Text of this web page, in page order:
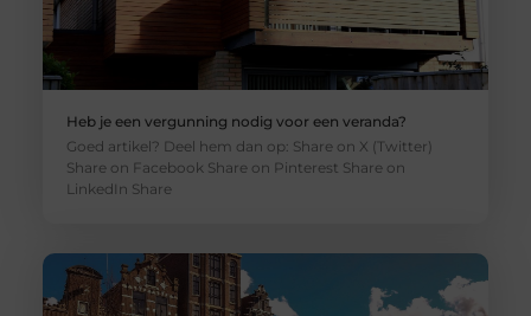
Heb je een vergunning nodig voor een veranda?
Goed artikel? Deel hem dan op: Share on X (Twitter)
Share on Facebook Share on Pinterest Share on
LinkedIn Share